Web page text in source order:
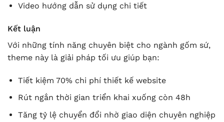
Video hướng dẫn sử dụng chi tiết
Kết luận
Với những tính năng chuyên biệt cho ngành gốm sứ,
theme này là giải pháp tối ưu giúp bạn:
Tiết kiệm 70% chi phí thiết kế website
Rút ngắn thời gian triển khai xuống còn 48h
Tăng tỷ lệ chuyển đổi nhờ giao diện chuyên nghiệp